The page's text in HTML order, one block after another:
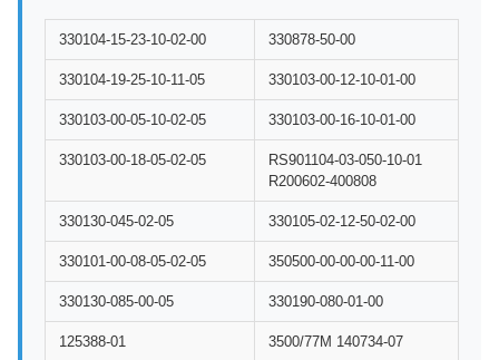
330104-15-23-10-02-00 330878-50-00
330104-19-25-10-11-05 330103-00-12-10-01-00
330103-00-05-10-02-05 330103-00-16-10-01-00
330103-00-18-05-02-05
RS901104-03-050-10-01
R200602-400808
330130-045-02-05 330105-02-12-50-02-00
330101-00-08-05-02-05 350500-00-00-00-11-00
330130-085-00-05 330190-080-01-00
125388-01 3500/77M 140734-07